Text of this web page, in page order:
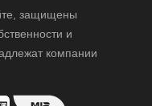
защищены
и
компании